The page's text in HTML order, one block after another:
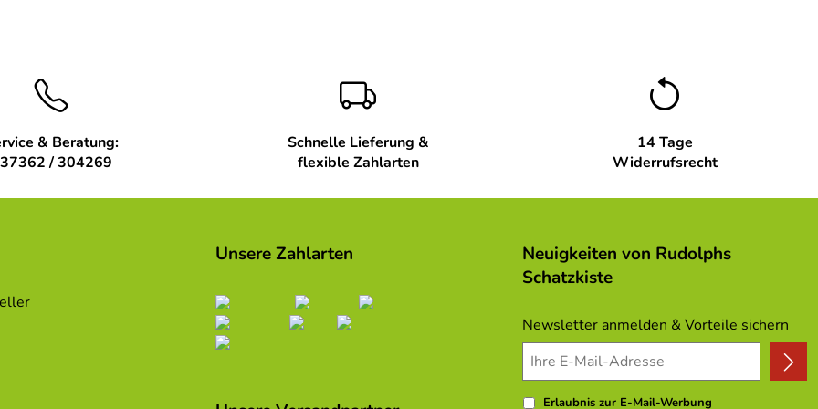
& Beratung:
/ 304269
Schnelle Lieferung &
flexible Zahlarten
14 Tage
Widerrufsrecht
Unsere Zahlarten
Neuigkeiten von Rudolphs
Schatzkiste
Newsletter anmelden & Vorteile sichern
Erlaubnis zur E-Mail-Werbung